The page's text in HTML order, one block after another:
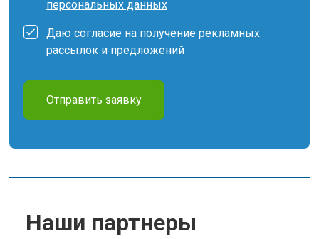
персональных данных
Даю согласие на получение рекламных
рассылок и предложений
Отправить заявку
Наши партнеры